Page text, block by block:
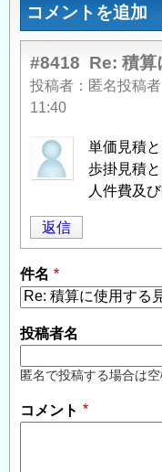
コメントを追加
#8418 Re: 積算
投稿者 匿名投稿者
11:40
単価見積
歩掛見積
人件費及
返信
件名
投稿者名
匿名で投稿する場合は空
コメント